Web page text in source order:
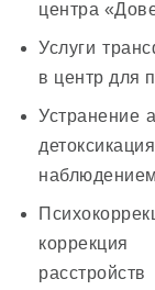
центра
Услуги
в центр для
Устранение
коррекция
расстройств